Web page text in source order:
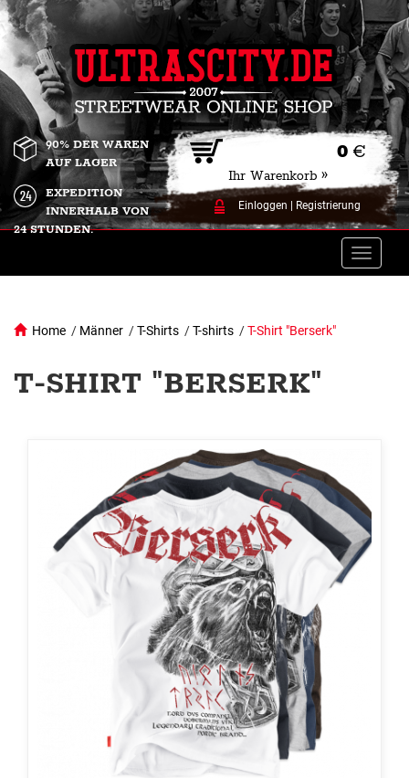
0 €
Ihr Warenkorb »
Einloggen Registrierung
90% DER WAREN
AUF LAGER
EXPEDITION
INNERHALB VON
24 STUNDEN.
Toggle
Home / Männer /T-Shirts /T-shirts /T-Shirt "Berserk"
T-SHIRT "BERSERK"